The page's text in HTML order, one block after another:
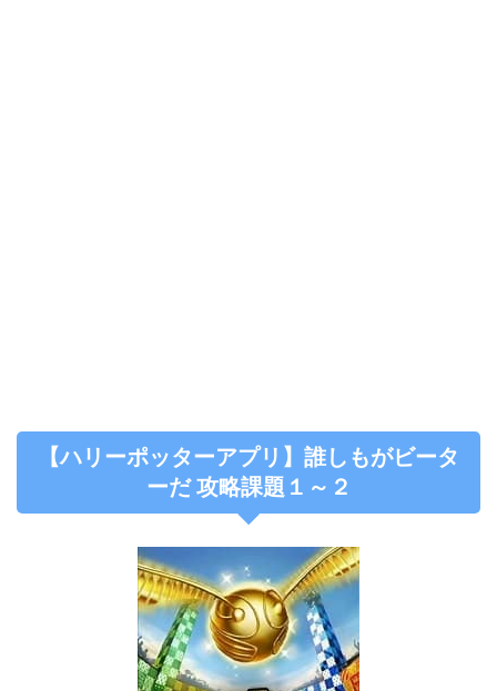
【ハリーポッターアプリ】誰しもがビータ
ーだ 攻略課題１～２